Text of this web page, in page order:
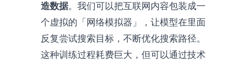
造数据。我们可以把互联网内容包装成一
个虚拟的「网络模拟器」，让模型在里面
反复尝试搜索目标，不断优化搜索路径。
这种训练过程耗费巨大，但可以通过技术